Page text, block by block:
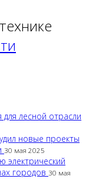
лесной отрасли
новые проекты
30 мая 2025
электрический
городов 30 мая